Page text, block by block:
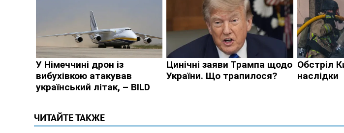
ЧИТАЙТЕ ТАКЖЕ